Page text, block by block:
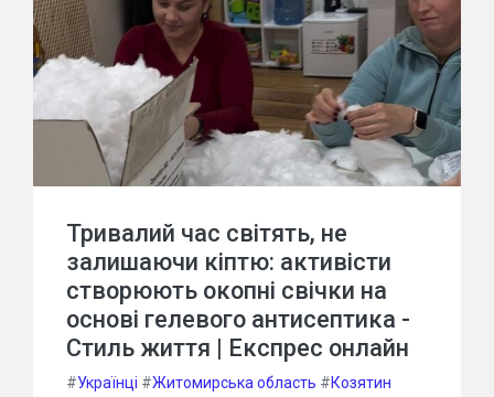
Тривалий час світять, не
залишаючи кіптю: активісти
створюють окопні свічки на
основі гелевого антисептика -
Стиль життя | Експрес онлайн
#Українці #Житомирська область #Козятин